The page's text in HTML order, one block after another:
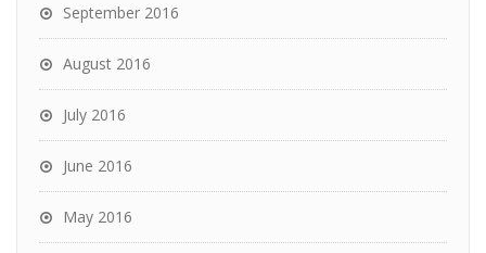
September 2016
August 2016
July 2016
June 2016
May 2016